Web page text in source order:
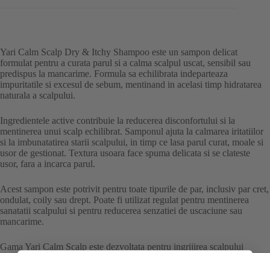
Yari Calm Scalp Dry & Itchy Shampoo este un sampon delicat
formulat pentru a curata parul si a calma scalpul uscat, sensibil sau
predispus la mancarime. Formula sa echilibrata indeparteaza
impuritatile si excesul de sebum, mentinand in acelasi timp hidratarea
naturala a scalpului.
Ingredientele active contribuie la reducerea disconfortului si la
mentinerea unui scalp echilibrat. Samponul ajuta la calmarea iritatiilor
si la imbunatatirea starii scalpului, in timp ce lasa parul curat, moale si
usor de gestionat. Textura usoara face spuma delicata si se clateste
usor, fara a incarca parul.
Acest sampon este potrivit pentru toate tipurile de par, inclusiv par cret,
ondulat, coily sau drept. Poate fi utilizat regulat pentru mentinerea
sanatatii scalpului si pentru reducerea senzatiei de uscaciune sau
mancarime.
Gama Yari Calm Scalp este dezvoltata pentru ingrijirea scalpului